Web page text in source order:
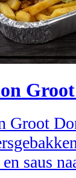
Groot
saus